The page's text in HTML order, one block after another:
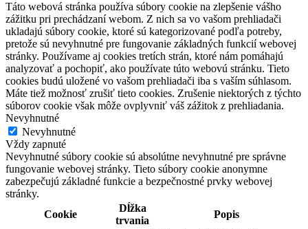
Táto webová stránka používa súbory cookie na zlepšenie vášho
zážitku pri prechádzaní webom. Z nich sa vo vašom prehliadači
ukladajú súbory cookie, ktoré sú kategorizované podľa potreby,
pretože sú nevyhnutné pre fungovanie základných funkcií webovej
stránky. Používame aj cookies tretích strán, ktoré nám pomáhajú
analyzovať a pochopiť, ako používate túto webovú stránku. Tieto
cookies budú uložené vo vašom prehliadači iba s vaším súhlasom.
Máte tiež možnosť zrušiť tieto cookies. Zrušenie niektorých z týchto
súborov cookie však môže ovplyvniť váš zážitok z prehliadania.
Nevyhnutné
Nevyhnutné
Vždy zapnuté
Nevyhnutné súbory cookie sú absolútne nevyhnutné pre správne
fungovanie webovej stránky. Tieto súbory cookie anonymne
zabezpečujú základné funkcie a bezpečnostné prvky webovej
stránky.
Cookie
Dĺžka
trvania
Popis